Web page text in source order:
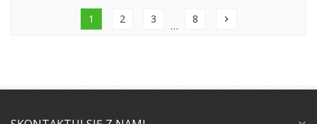
1 2 3
…
8 chevron_right